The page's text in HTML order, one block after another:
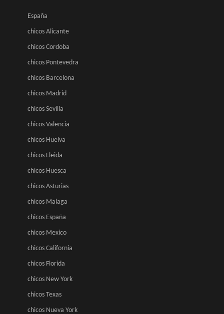
España
chicos Alicante
chicos Cordoba
chicos Pontevedra
chicos Barcelona
chicos Madrid
chicos Sevilla
chicos Valencia
chicos Huelva
chicos Lleida
chicos Huesca
chicos Asturias
chicos Malaga
chicos España
chicos Mexico
chicos California
chicos Florida
chicos New York
chicos Texas
chicos Nueva York